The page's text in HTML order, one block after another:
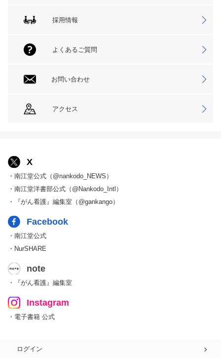
採用情報
よくあるご質問
お問い合わせ
アクセス
X
・南江堂公式（@nankodo_NEWS）
・南江堂洋書部公式（@Nankodo_Intl）
・『がん看護』編集室（@gankango）
Facebook
・南江堂公式
・NurSHARE
note
・『がん看護』編集室
Instagram
・電子書籍 公式
ログイン